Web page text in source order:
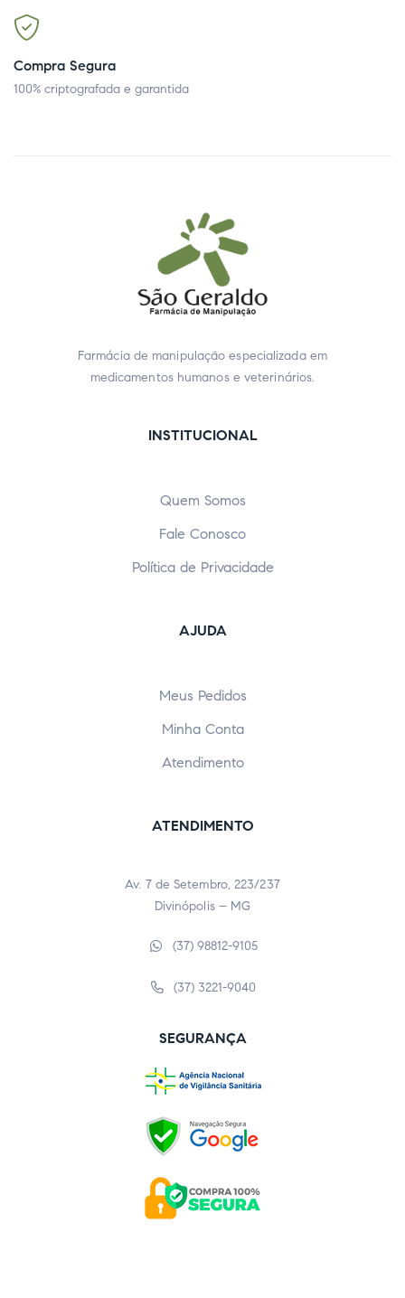
Compra Segura
100% criptografada e garantida
Farmácia de manipulação especializada em
medicamentos humanos e veterinários.
INSTITUCIONAL
Quem Somos
Fale Conosco
Política de Privacidade
AJUDA
Meus Pedidos
Minha Conta
Atendimento
ATENDIMENTO
Av. 7 de Setembro, 223/237
Divinópolis – MG
(37) 98812-9105
(37) 3221-9040
SEGURANÇA